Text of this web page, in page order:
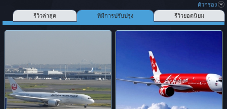
ตัวกรอง
รีวิวล่าสุด
ที่มีการปรับปรุง รีวิวยอดนิยม